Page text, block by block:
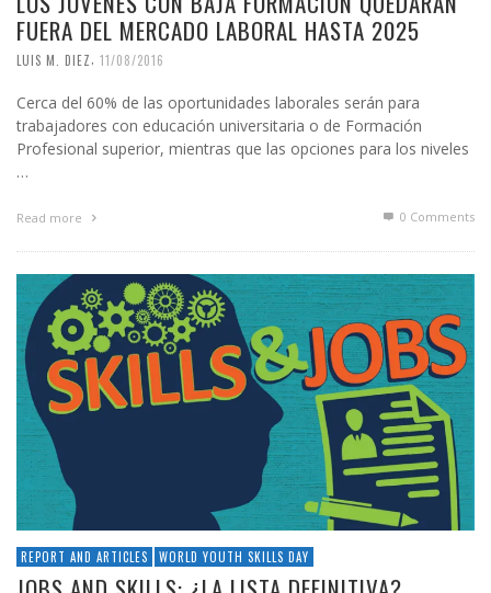
FUERA DEL MERCADO LABORAL HASTA 2025
LUIS M. DIEZ 11/08/2016
Cerca del 60% de las oportunidades laborales serán para
trabajadores con educación universitaria o de Formación
Profesional superior, mientras que las opciones para los niveles
…
Read more 0 Comments
REPORT AND ARTICLES WORLD YOUTH SKILLS DAY